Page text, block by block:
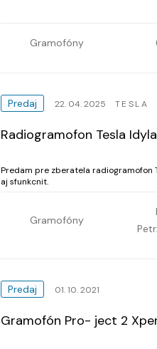
Gramofóny
Predaj 22. 04. 2025 TESLA
Radiogramofon Tesla Idyla
Predam pre zberatela radiogramofon
aj sfunkcnit.
Gramofóny
Predaj 01. 10. 2021
Gramofón Pro- ject 2